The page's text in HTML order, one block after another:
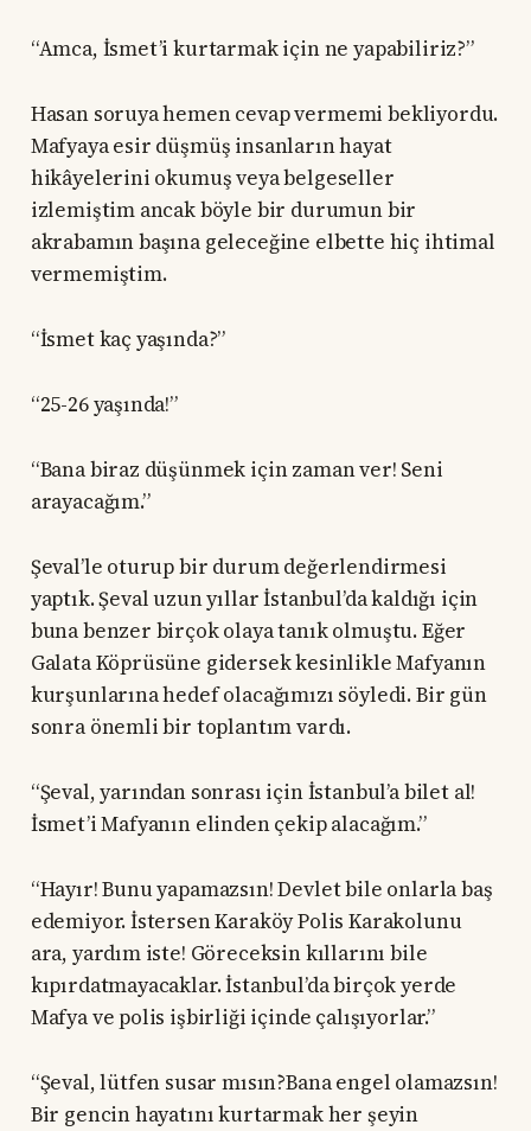
“Amca, İsmet’i kurtarmak için ne yapabiliriz?”
Hasan soruya hemen cevap vermemi bekliyordu.
Mafyaya esir düşmüş insanların hayat
hikâyelerini okumuş veya belgeseller
izlemiştim ancak böyle bir durumun bir
akrabamın başına geleceğine elbette hiç ihtimal
vermemiştim.
“İsmet kaç yaşında?”
“25-26 yaşında!”
“Bana biraz düşünmek için zaman ver! Seni
arayacağım.”
Şeval’le oturup bir durum değerlendirmesi
yaptık. Şeval uzun yıllar İstanbul’da kaldığı için
buna benzer birçok olaya tanık olmuştu. Eğer
Galata Köprüsüne gidersek kesinlikle Mafyanın
kurşunlarına hedef olacağımızı söyledi. Bir gün
sonra önemli bir toplantım vardı.
“Şeval, yarından sonrası için İstanbul’a bilet al!
İsmet’i Mafyanın elinden çekip alacağım.”
“Hayır! Bunu yapamazsın! Devlet bile onlarla baş
edemiyor. İstersen Karaköy Polis Karakolunu
ara, yardım iste! Göreceksin kıllarını bile
kıpırdatmayacaklar. İstanbul’da birçok yerde
Mafya ve polis işbirliği içinde çalışıyorlar.”
“Şeval, lütfen susar mısın?Bana engel olamazsın!
Bir gencin hayatını kurtarmak her şeyin